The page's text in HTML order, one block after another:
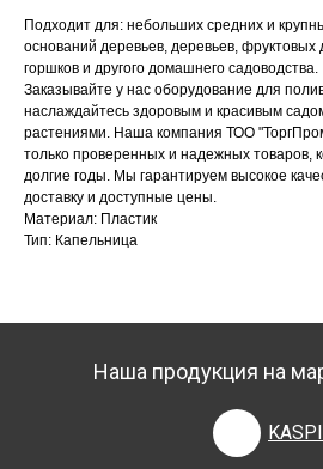
Подходит для: небольших средних и
оснований деревьев, деревьев, фруктовых
горшков и другого домашнего садоводства.
Заказывайте у нас оборудование для
наслаждайтесь здоровым и красивым
растениями. Наша компания ТОО
только проверенных и надежных товаров,
долгие годы. Мы гарантируем высокое
доставку и доступные цены.
Материал: Пластик
Тип: Капельница
Наша продукция на
KASPI